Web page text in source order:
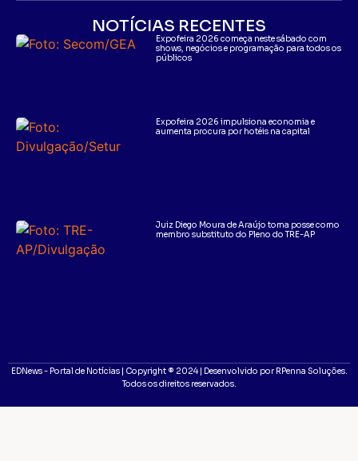
NOTÍCIAS RECENTES
Expofeira 2026 começa neste sábado com
shows, negócios e programação para todos os
públicos
Expofeira 2026 impulsiona economia e
aumenta procura por hotéis na capital
Juiz Diego Moura de Araújo toma posse como
membro substituto do Pleno do TRE-AP
EDNews - Portal de Notícias | Copyright ® 2024 | Desenvolvido por RPenna Soluções.
Todos os direitos reservados.